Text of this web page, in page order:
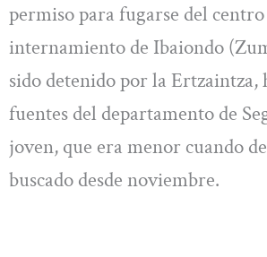
permiso para fugarse del centro
internamiento de Ibaiondo
sido detenido por la
fuentes del departamento de
joven, que era menor cuando
buscado desde noviembre.